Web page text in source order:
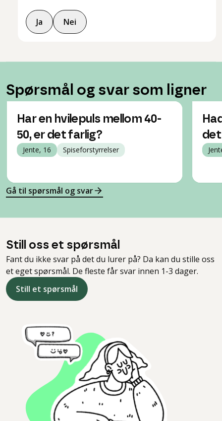
Ja Nei
Spørsmål og svar som ligner
Har en hvilepuls mellom 40-
50, er det farlig?
Jente, 16 Spiseforstyrrelser
Gå til spørsmål og svar
Still oss et spørsmål
Fant du ikke svar på det du lurer på? Da kan du stille oss
et eget spørsmål. De fleste får svar innen 1-3 dager.
Still et spørsmål